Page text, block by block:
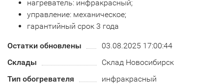
нагреватель: инфракрасный;
управление: механическое;
гарантийный срок 3 года
Остатки обновлены
03.08.2025 17:00:44
Склады
Склад Новосибирск
Тип обогревателя
инфракрасный